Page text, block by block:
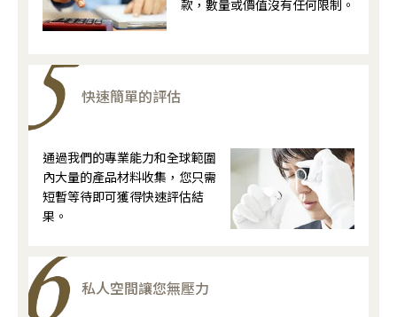
款，數量或價值沒有任何限制。
快速簡單的評估
通過我們的專業能力和全球範圍
內大量的產品材料收集，您只需
短暫等待即可獲得快速評估結
果。
私人空間讓您無壓力